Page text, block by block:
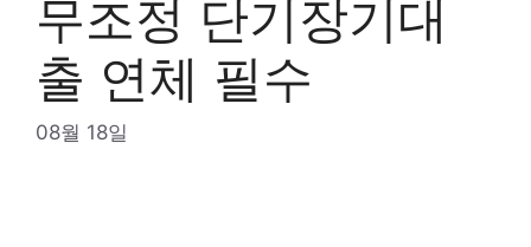
무조정 단기장기대
출 연체 필수
08월 18일